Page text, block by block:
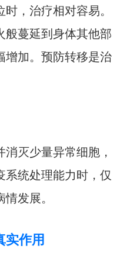
，治疗相对容易。
般蔓延到身体其他部
增加。预防转移是治
灭少量异常细胞，
系统处理能力时，仅
发展。
实作用